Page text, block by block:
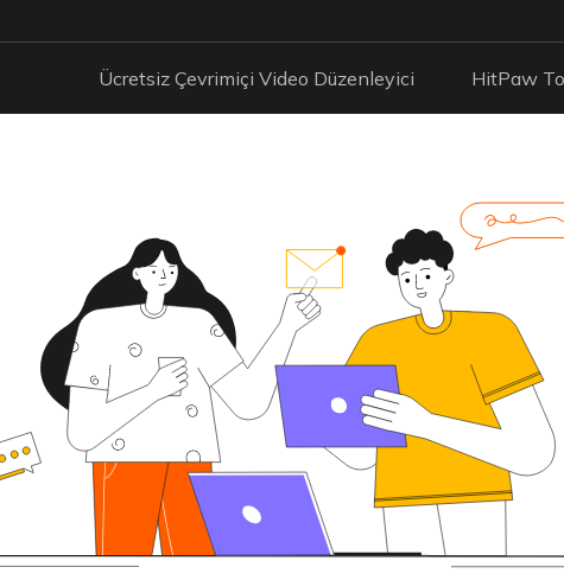
Ücretsiz Çevrimiçi Video Düzenleyici HitPaw